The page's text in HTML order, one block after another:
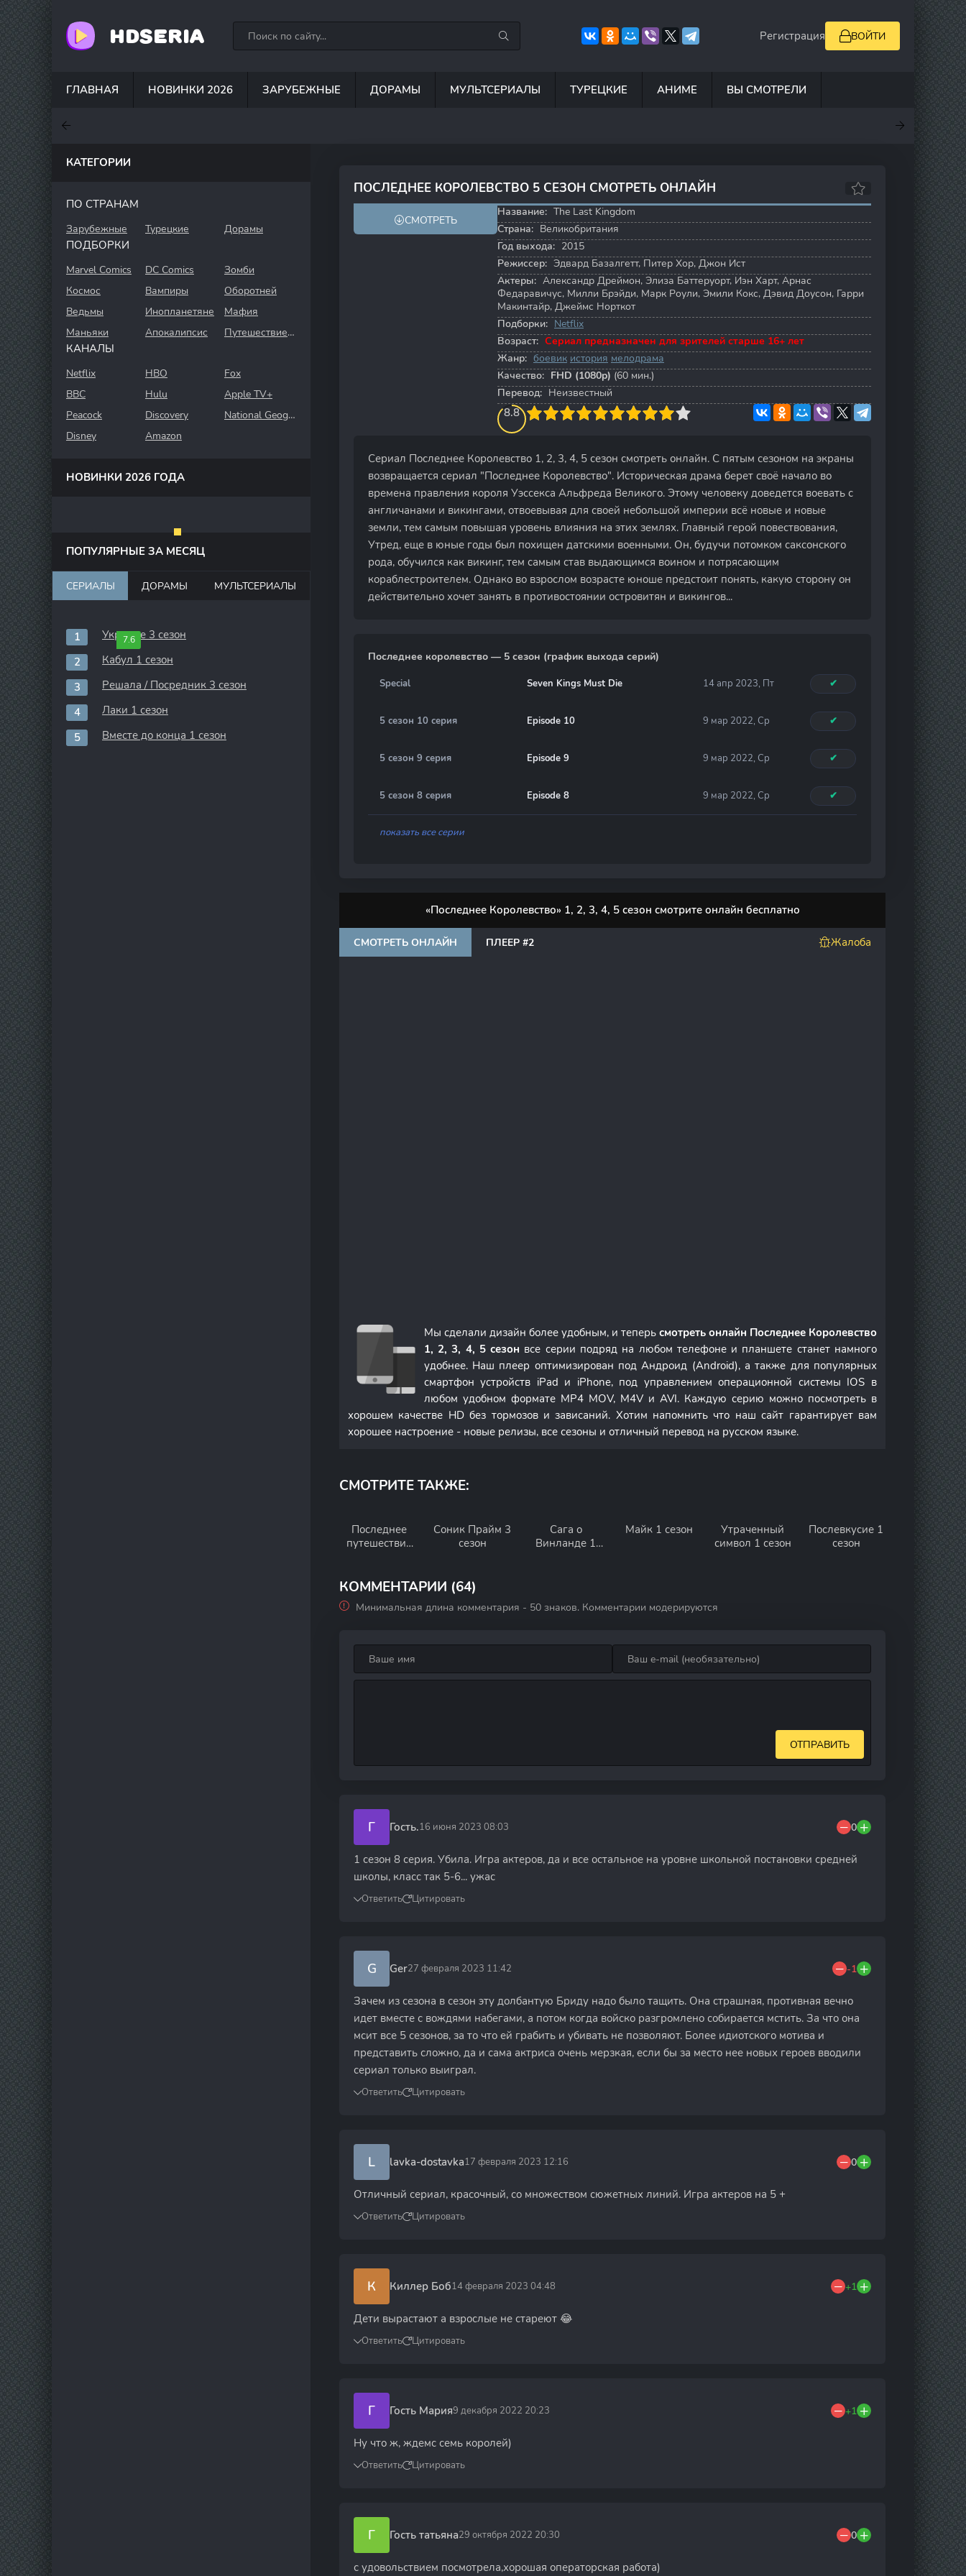
HDSERIA Регистрация ВОЙТИ
ГЛАВНАЯ НОВИНКИ 2026 ЗАРУБЕЖНЫЕ ДОРАМЫ МУЛЬТСЕРИАЛЫ ТУРЕЦКИЕ АНИМЕ ВЫ СМОТРЕЛИ
7.8
ПОСЛЕДНЕЕ КОРОЛЕВСТВО 5 СЕЗОН СМОТРЕТЬ ОНЛАЙН
7.9 8.5
СМОТРЕТЬ
Название: The Last Kingdom
Страна: Великобритания
Год выхода: 2015
Режиссер: Эдвард Базалгетт, Питер Хор, Джон Ист
Актеры: Александр Дреймон, Элиза Баттеруорт, Иэн Харт, Арнас
Федаравичус, Милли Брэйди, Марк Роули, Эмили Кокс, Дэвид Доусон, Гарри
Макинтайр, Джеймс Норткот
Подборки: Netflix
Возраст: Сериал предназначен для зрителей старше 16+ лет
Жанр: боевик история мелодрама
Качество: FHD (1080p) (60 мин.)
Перевод: Неизвестный
8.8
4 5 6 7 8 9 10
Сериал Последнее Королевство 1, 2, 3, 4, 5 сезон смотреть онлайн. С пятым сезоном на экраны
возвращается сериал "Последнее Королевство". Историческая драма берет своё начало во
времена правления короля Уэссекса Альфреда Великого. Этому человеку доведется воевать с
англичанами и викингами, отвоевывая для своей небольшой империи всё новые и новые
земли, тем самым повышая уровень влияния на этих землях. Главный герой повествования,
Утред, еще в юные годы был похищен датскими военными. Он, будучи потомком саксонского
рода, обучился как викинг, тем самым став выдающимся воином и потрясающим
кораблестроителем. Однако во взрослом возрасте юноше предстоит понять, какую сторону он
действительно хочет занять в противостоянии островитян и викингов...
Последнее королевство — 5 сезон (график выхода серий)
Special Seven Kings Must Die 14 апр 2023, Пт ✔
5 сезон 10 серия Episode 10 9 мар 2022, Ср ✔
5 сезон 9 серия Episode 9 9 мар 2022, Ср ✔
5 сезон 8 серия Episode 8 9 мар 2022, Ср ✔
показать все серии
«Последнее Королевство» 1, 2, 3, 4, 5 сезон смотрите онлайн бесплатно
СМОТРЕТЬ ОНЛАЙН ПЛЕЕР #2 Жалоба
Мы сделали дизайн более удобным, и теперь смотреть онлайн Последнее Королевство
1, 2, 3, 4, 5 сезон все серии подряд на любом телефоне и планшете станет намного
удобнее. Наш плеер оптимизирован под Андроид (Android), а также для популярных
смартфон устройств iPad и iPhone, под управлением операционной системы IOS в
любом удобном формате MP4 MOV, M4V и AVI. Каждую серию можно посмотреть в
хорошем качестве HD без тормозов и зависаний. Хотим напомнить что наш сайт гарантирует вам
хорошее настроение - новые релизы, все сезоны и отличный перевод на русском языке.
СМОТРИТЕ ТАКЖЕ:
Последнее
путешествие
Соник Прайм 3
сезон
Сага о
Винланде 1
Майк 1 сезон
Утраченный
символ 1 сезон
Послевкусие 1
сезон
КОММЕНТАРИИ (64)
Минимальная длина комментария - 50 знаков. Комментарии модерируются
ОТПРАВИТЬ
Г Гость.16 июня 2023 08:03 0
1 сезон 8 серия. Убила. Игра актеров, да и все остальное на уровне школьной постановки средней
школы, класс так 5-6... ужас
Ответить Цитировать
G Ger27 февраля 2023 11:42 -1
Зачем из сезона в сезон эту долбантую Бриду надо было тащить. Она страшная, противная вечно
идет вместе с вождями набегами, а потом когда войско разгромлено собирается мстить. За что она
мсит все 5 сезонов, за то что ей грабить и убивать не позволяют. Более идиотского мотива и
представить сложно, да и сама актриса очень мерзкая, если бы за место нее новых героев вводили
сериал только выиграл.
Ответить Цитировать
L lavka-dostavka17 февраля 2023 12:16 0
Отличный сериал, красочный, со множеством сюжетных линий. Игра актеров на 5 +
Ответить Цитировать
К Киллер Боб14 февраля 2023 04:48 +1
Дети вырастают а взрослые не стареют 😂
Ответить Цитировать
Г Гость Мария9 декабря 2022 20:23 +1
Ну что ж, ждемс семь королей)
Ответить Цитировать
Г Гость татьяна29 октября 2022 20:30 0
с удовольствием посмотрела,хорошая операторская работа)
КАТЕГОРИИ
ПО СТРАНАМ
Зарубежные Турецкие Дорамы
ПОДБОРКИ
Marvel Comics DC Comics
Зомби
Космос
Вампиры
Оборотней
Ведьмы
Инопланетяне
Мафия
Маньяки
Апокалипсис Путешествие во времени
КАНАЛЫ
Netflix HBO
Fox
BBC
Hulu
Apple TV+
Peacock
Discovery
National Geographic
Disney
Amazon
НОВИНКИ 2026 ГОДА
ПОПУЛЯРНЫЕ ЗА МЕСЯЦ
СЕРИАЛЫ ДОРАМЫ МУЛЬТСЕРИАЛЫ
7.6
Укрытие 3 сезон
Кабул 1 сезон
Решала / Посредник 3 сезон
Лаки 1 сезон
Вместе до конца 1 сезон